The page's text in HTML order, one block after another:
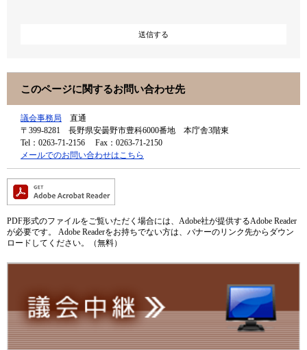
このページに関するお問い合わせ先
議会事務局
直通
〒399-8281
長野県安曇野市豊科6000番地 本庁舎3階東
Tel：0263-71-2156
Fax：0263-71-2150
メールでのお問い合わせはこちら
PDF形式のファイルをご覧いただく場合には、Adobe社が提供するAdobe Reader
が必要です。
Adobe Readerをお持ちでない方は、バナーのリンク先からダウン
ロードしてください。（無料）